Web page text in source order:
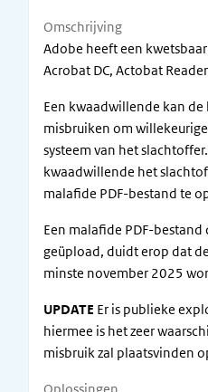
Omschrijving
Adobe heeft een
Acrobat DC, Actobat
Een kwaadwillende kan
misbruiken om
systeem van het
kwaadwillende het
malafide PDF-bestand te
Een malafide PDF-bestand
geüpload, duidt erop dat
minste november 2025
UPDATE Er is publieke
hiermee is het zeer
misbruik zal plaatsvinden